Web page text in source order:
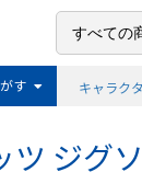
す キャラク
ツ ジグ